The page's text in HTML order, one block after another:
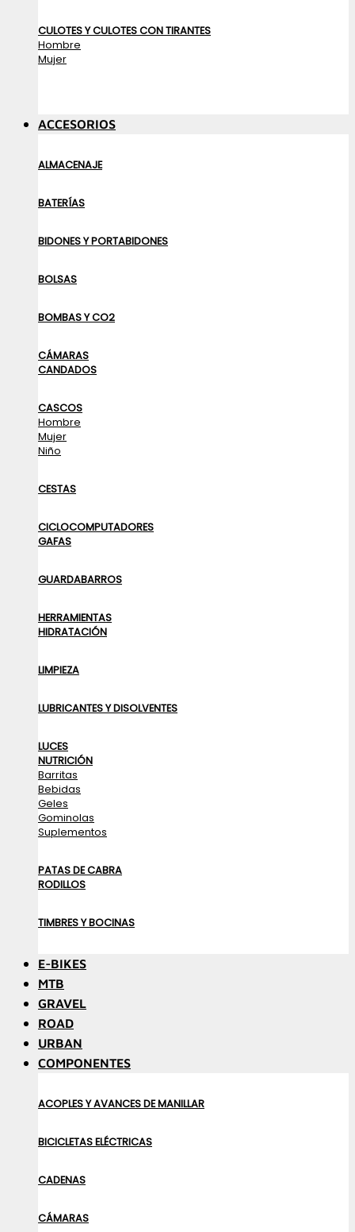
CULOTES Y CULOTES CON TIRANTES
Hombre
Mujer
ACCESORIOS
ALMACENAJE
BATERÍAS
BIDONES Y PORTABIDONES
BOLSAS
BOMBAS Y CO2
CÁMARAS
CANDADOS
CASCOS
Hombre
Mujer
Niño
CESTAS
CICLOCOMPUTADORES
GAFAS
GUARDABARROS
HERRAMIENTAS
HIDRATACIÓN
LIMPIEZA
LUBRICANTES Y DISOLVENTES
LUCES
NUTRICIÓN
Barritas
Bebidas
Geles
Gominolas
Suplementos
PATAS DE CABRA
RODILLOS
TIMBRES Y BOCINAS
E-BIKES
MTB
GRAVEL
ROAD
URBAN
COMPONENTES
ACOPLES Y AVANCES DE MANILLAR
BICICLETAS ELÉCTRICAS
CADENAS
CÁMARAS